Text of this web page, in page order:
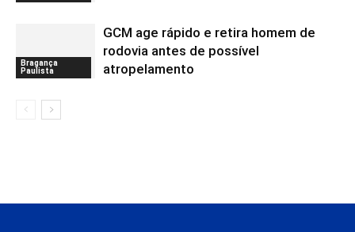
Bragança
Paulista
GCM age rápido e retira homem de
rodovia antes de possível
atropelamento